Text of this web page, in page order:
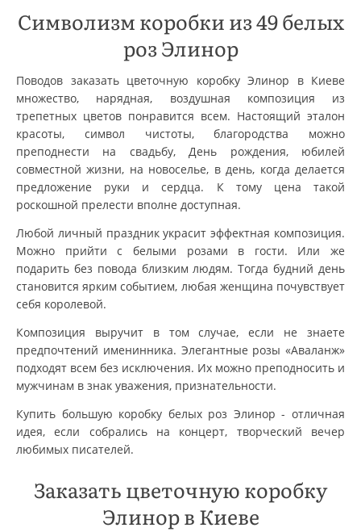
Символизм коробки из 49 белых
роз Элинор
Поводов заказать цветочную коробку Элинор в Киеве
множество, нарядная, воздушная композиция из
трепетных цветов понравится всем. Настоящий эталон
красоты, символ чистоты, благородства можно
преподнести на свадьбу, День рождения, юбилей
совместной жизни, на новоселье, в день, когда делается
предложение руки и сердца. К тому цена такой
роскошной прелести вполне доступная.
Любой личный праздник украсит эффектная композиция.
Можно прийти с белыми розами в гости. Или же
подарить без повода близким людям. Тогда будний день
становится ярким событием, любая женщина почувствует
себя королевой.
Композиция выручит в том случае, если не знаете
предпочтений именинника. Элегантные розы «Аваланж»
подходят всем без исключения. Их можно преподносить и
мужчинам в знак уважения, признательности.
Купить большую коробку белых роз Элинор - отличная
идея, если собрались на концерт, творческий вечер
любимых писателей.
Заказать цветочную коробку
Элинор в Киеве